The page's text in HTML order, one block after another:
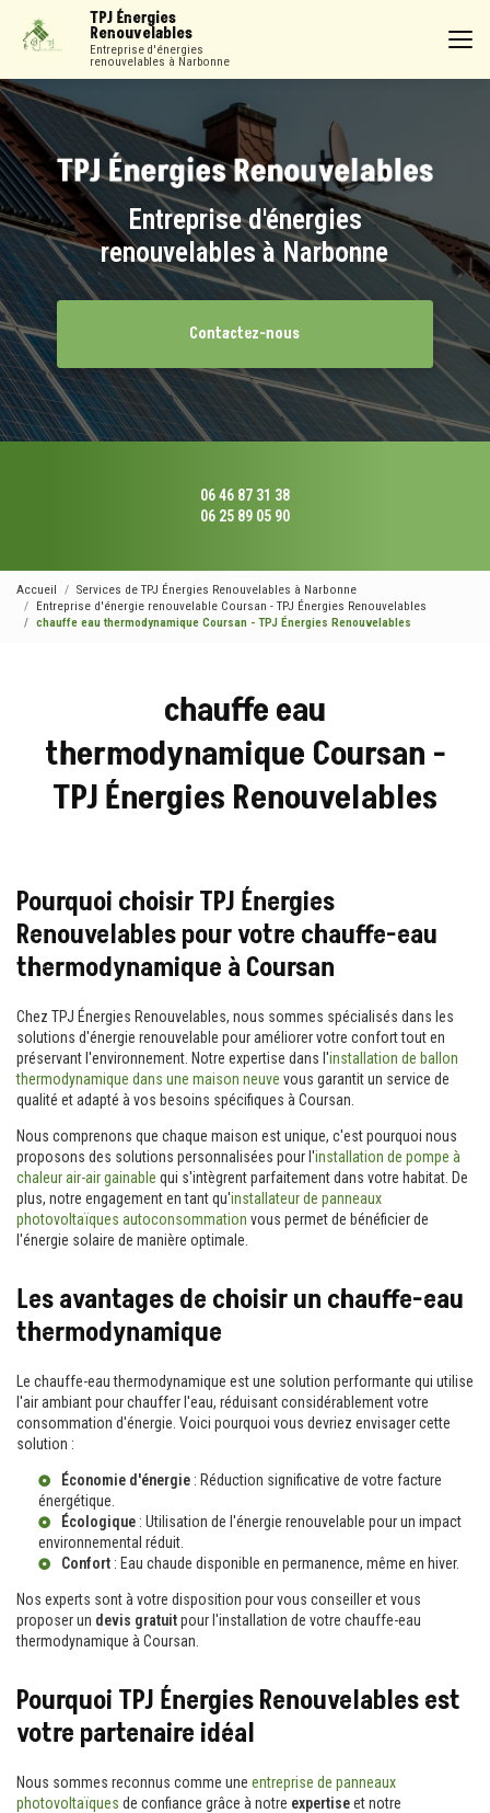
contenu
TPJ Énergies
Renouvelables
Entreprise d'énergies
renouvelables à Narbonne
Entreprise d'énergies
renouvelables à Narbonne
Contactez-nous
06 46 87 31 38
06 25 89 05 90
Accueil
Services de TPJ Énergies Renouvelables à Narbonne
Entreprise d'énergie renouvelable Coursan - TPJ Énergies Renouvelables
chauffe eau thermodynamique Coursan - TPJ Énergies Renouvelables
chauffe eau
thermodynamique Coursan -
TPJ Énergies Renouvelables
Pourquoi choisir TPJ Énergies
Renouvelables pour votre chauffe-eau
thermodynamique à Coursan
Chez TPJ Énergies Renouvelables, nous sommes spécialisés dans les
solutions d'énergie renouvelable pour améliorer votre confort tout en
préservant l'environnement. Notre expertise dans l'installation de ballon
thermodynamique dans une maison neuve vous garantit un service de
qualité et adapté à vos besoins spécifiques à Coursan.
Nous comprenons que chaque maison est unique, c'est pourquoi nous
proposons des solutions personnalisées pour l'installation de pompe à
chaleur air-air gainable qui s'intègrent parfaitement dans votre habitat. De
plus, notre engagement en tant qu'installateur de panneaux
photovoltaïques autoconsommation vous permet de bénéficier de
l'énergie solaire de manière optimale.
Les avantages de choisir un chauffe-eau
thermodynamique
Le chauffe-eau thermodynamique est une solution performante qui utilise
l'air ambiant pour chauffer l'eau, réduisant considérablement votre
consommation d'énergie. Voici pourquoi vous devriez envisager cette
solution :
Économie d'énergie : Réduction significative de votre facture
énergétique.
Écologique : Utilisation de l'énergie renouvelable pour un impact
environnemental réduit.
Confort : Eau chaude disponible en permanence, même en hiver.
Nos experts sont à votre disposition pour vous conseiller et vous
proposer un devis gratuitpour l'installation de votre chauffe-eau
thermodynamique à Coursan.
Pourquoi TPJ Énergies Renouvelables est
votre partenaire idéal
Nous sommes reconnus comme une entreprise de panneaux
photovoltaïques de confiance grâce à notre expertiseet notre